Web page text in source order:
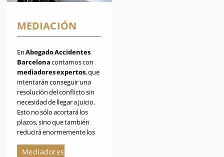
MEDIACIÓN
EnAbogado Accidentes
Barcelonacontamos con
mediadores expertos, que
intentarán conseguir una
resolución del conflicto sin
necesidad de llegar a juicio.
Esto no sólo acortará los
plazos, sino que también
reducirá enormemente los
Mediadores